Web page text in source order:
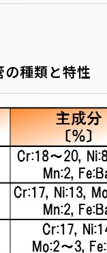
種類と特性